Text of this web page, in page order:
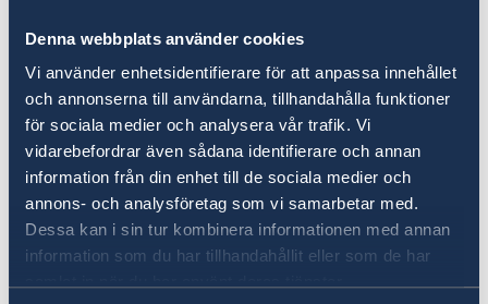
Denna webbplats använder cookies
Vi använder enhetsidentifierare för att anpassa innehållet
och annonserna till användarna, tillhandahålla funktioner
för sociala medier och analysera vår trafik. Vi
vidarebefordrar även sådana identifierare och annan
information från din enhet till de sociala medier och
annons- och analysföretag som vi samarbetar med.
Dessa kan i sin tur kombinera informationen med annan
information som du har tillhandahållit eller som de har
specifika mål. Generellt har terrorhandlingarna
i första hand varit riktat mot pakistanska
myndigheter, särskilt militären, men även
religiösa minoritetsgrupper och företrädare för
det statliga sekulära rättssystemet utsätts
frekvent för attentat. I vissa fall sker även
riktade attentat mot utländska organisationer
och dess representanter.